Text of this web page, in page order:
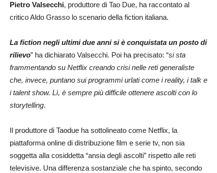
Pietro Valsecchi, produttore di Tao Due, ha raccontato al
critico Aldo Grasso lo scenario della fiction italiana.
La fiction negli ultimi due anni si è conquistata un posto di
rilievo” ha dichiarato Valsecchi. Poi ha precisato: “si sta
frammentando su Netflix creando crisi nelle reti generaliste
che, invece, puntano sui programmi urlati come i reality, i talk e
i talent show. Lì, è sempre più difficile ottenere ascolti con lo
storytelling.
Il produttore di Taodue ha sottolineato come Netflix, la
piattaforma online di distribuzione film e serie tv, non sia
soggetta alla cosiddetta “ansia degli ascolti” rispetto alle reti
televisive. Una differenza sostanziale che ha spinto, secondo